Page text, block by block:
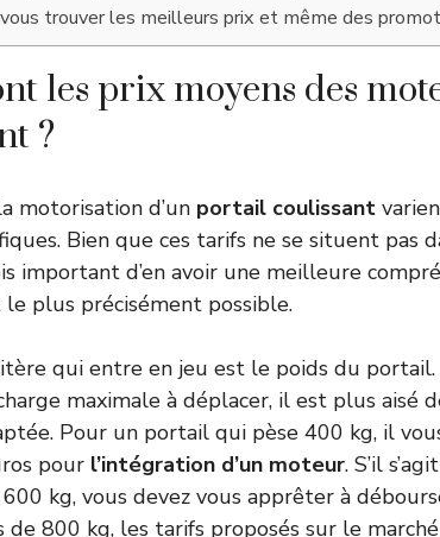
trouver les meilleurs prix et même des
les prix moyens des
?
motorisation d’un portail coulissant
Bien que ces tarifs ne se situent pas
important d’en avoir une meilleure
plus précisément possible.
qui entre en jeu est le poids du
maximale à déplacer, il est plus aisé
Pour un portail qui pèse 400 kg, il
pour l’intégration d’un moteur. S’il
kg, vous devez vous apprêter à
de 800 kg, les tarifs proposés sur le